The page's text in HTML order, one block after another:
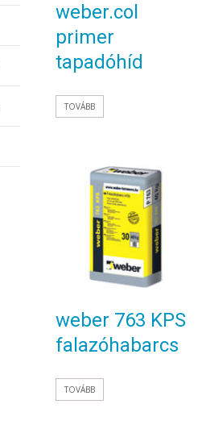
weber.col
primer
tapadóhíd
TOVÁBB
weber 763 KPS
falazóhabarcs
TOVÁBB